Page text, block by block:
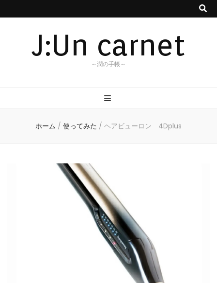
J:Un carnet
～潤の手帳～
ホーム / 使ってみた / ヘアビューロン 4Dplus